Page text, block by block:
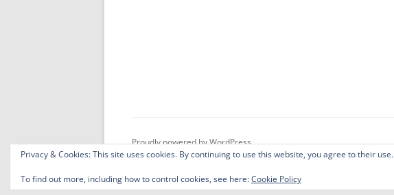
Proudly powered by WordPress
Privacy & Cookies: This site uses cookies. By continuing to use this website, you agree to their use.
To find out more, including how to control cookies, see here:Cookie Policy